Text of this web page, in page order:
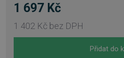
1 697 Kč
1 402 Kč bez DPH
Přidat do